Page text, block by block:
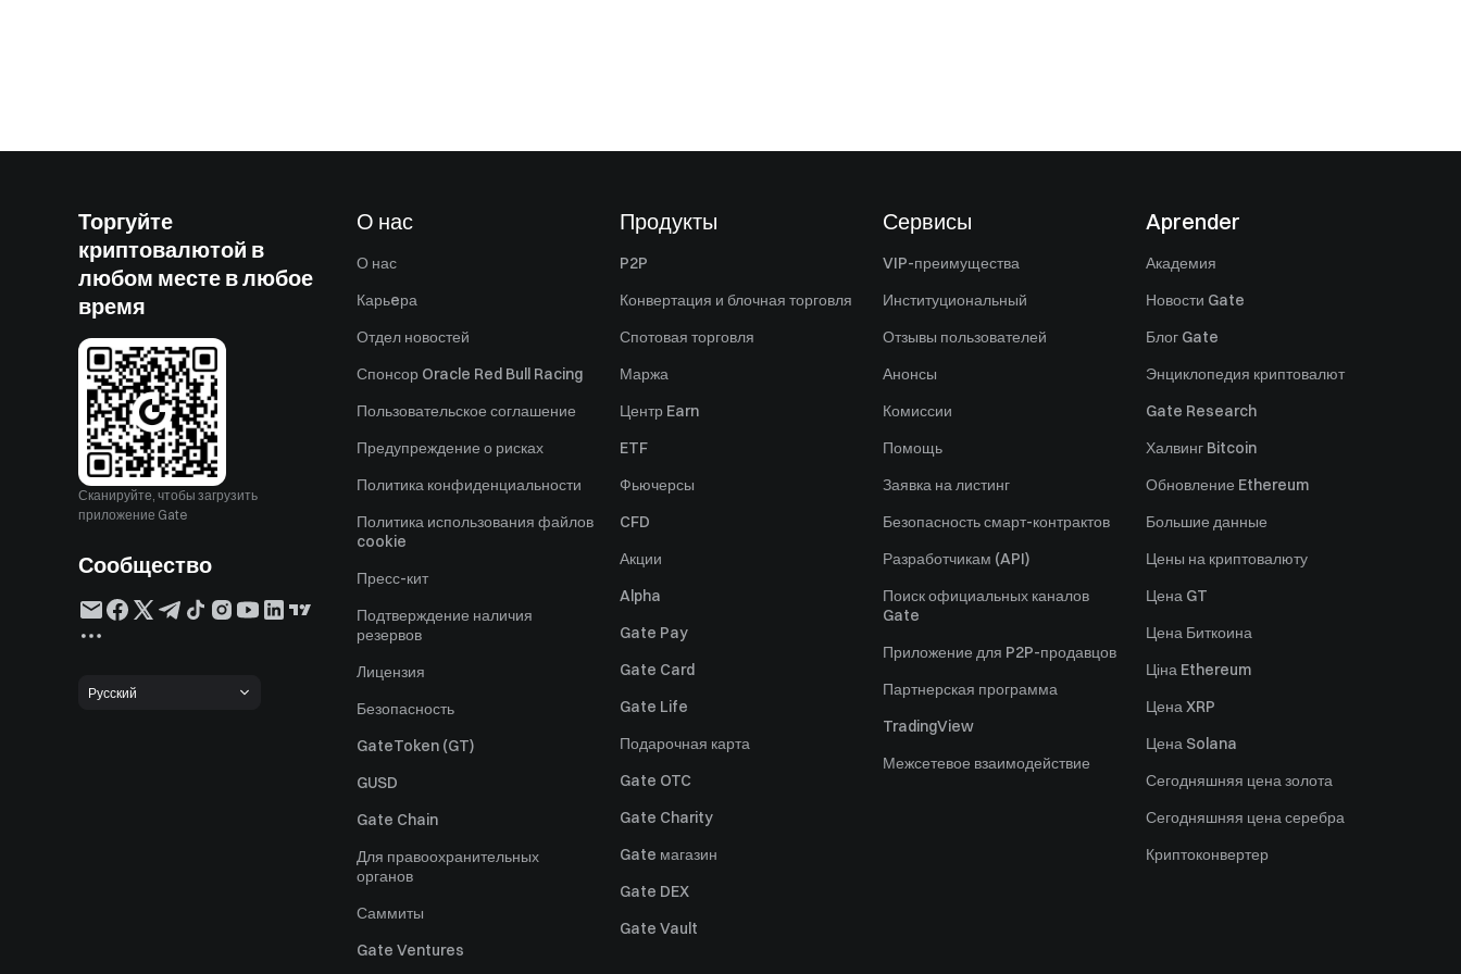
Торгуйте
криптовалютой в
любом месте в любое
время
Сканируйте, чтобы загрузить
приложение Gate
Сообщество
Русский
О нас
О нас
Карьeра
Отдел новостей
Спонсор Oracle Red Bull Racing
Пользовательское соглашение
Предупреждение о рисках
Политика конфиденциальности
Политика использования файлов
cookie
Пресс-кит
Подтверждение наличия
резервов
Лицензия
Безопасность
GateToken (GT)
GUSD
Gate Chain
Для правоохранительных
органов
Саммиты
Gate Ventures
Продукты
P2P
Конвертация и блочная торговля
Спотовая торговля
Маржа
Центр Earn
ETF
Фьючерсы
CFD
Акции
Alpha
Gate Pay
Gate Card
Gate Life
Подарочная карта
Gate OTC
Gate Charity
Gate магазин
Gate DEX
Gate Vault
Сервисы
VIP-преимущества
Институциональный
Отзывы пользователей
Анонсы
Комиссии
Помощь
Заявка на листинг
Безопасность смарт-контрактов
Разработчикам (API)
Поиск официальных каналов
Gate
Приложение для P2P-продавцов
Партнерская программа
TradingView
Межсетевое взаимодействие
Aprender
Академия
Новости Gate
Блог Gate
Энциклопедия криптовалют
Gate Research
Халвинг Bitcoin
Обновление Ethereum
Большие данные
Цены на криптовалюту
Цена GT
Цена Биткоина
Ціна Ethereum
Цена XRP
Цена Solana
Сегодняшняя цена золота
Сегодняшняя цена серебра
Криптоконвертер